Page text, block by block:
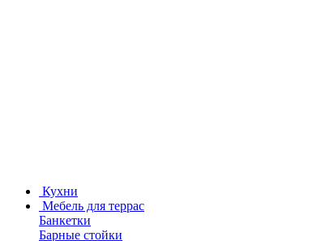
Кухни
Мебель для террас
Банкетки
Барные стойки